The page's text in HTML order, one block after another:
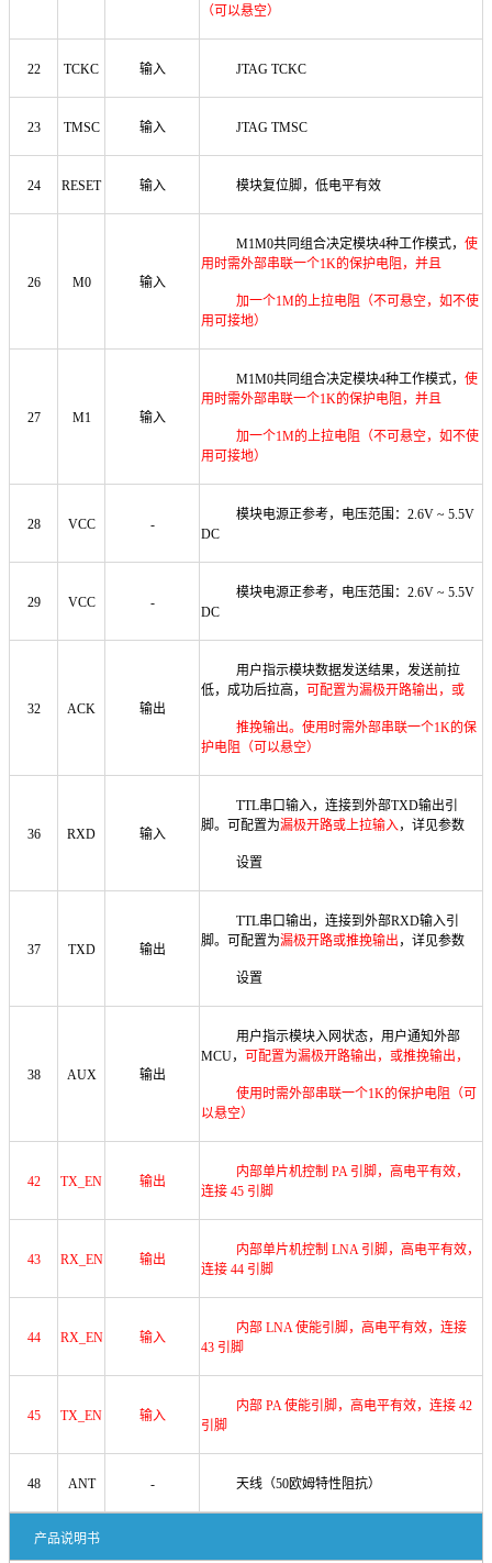
（可以悬空）
22 TCKC 输入 JTAG TCKC
23 TMSC 输入 JTAG TMSC
24 RESET 输入 模块复位脚，低电平有效
26 M0 输入
M1M0共同组合决定模块4种工作模式， 使
用时需外部串联一个1K的保护电阻，并且
加一个1M的上拉电阻（不可悬空，如不使
用可接地）
27 M1 输入
M1M0共同组合决定模块4种工作模式， 使
用时需外部串联一个1K的保护电阻，并且
加一个1M的上拉电阻（不可悬空，如不使
用可接地）
28 VCC -
模块电源正参考， 电压范围： 2.6V ~ 5.5V
DC
29 VCC -
模块电源正参考， 电压范围： 2.6V ~ 5.5V
DC
32 ACK 输出
用户指示模块数据发送结果，发送前拉
低，成功后拉高， 可配置为漏极开路输出，或
推挽输出。 使用时需外部串联一个1K的保
护电阻（可以悬空）
36 RXD 输入
TTL串口输入，连接到外部TXD输出引
脚。 可配置为漏极开路或上拉输入 ，详见参数
设置
37 TXD 输出
TTL串口输出，连接到外部RXD输入引
脚。可配置为漏极开路或推挽输出 ，详见参数
设置
38 AUX 输出
用户指示模块入网状态，用户通知外部
MCU， 可配置为漏极开路输出，或推挽输出 ，
使用时需外部串联一个1K的保护电阻（可
以悬空）
42 TX_EN 输出
内部单片机控制 PA 引脚，高电平有效，
连接 45 引脚
43 RX_EN 输出
内部单片机控制 LNA 引脚，高电平有效，
连接 44 引脚
44 RX_EN 输入
内部 LNA 使能引脚，高电平有效，连接
43 引脚
45 TX_EN 输入
内部 PA 使能引脚，高电平有效，连接 42
引脚
48 ANT - 天线（50欧姆特性阻抗）
产品说明书